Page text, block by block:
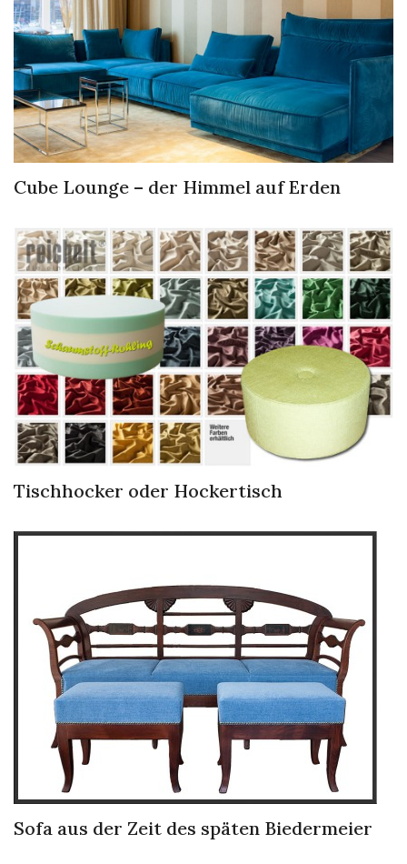
Cube Lounge – der Himmel auf Erden
Tischhocker oder Hockertisch
Sofa aus der Zeit des späten Biedermeier